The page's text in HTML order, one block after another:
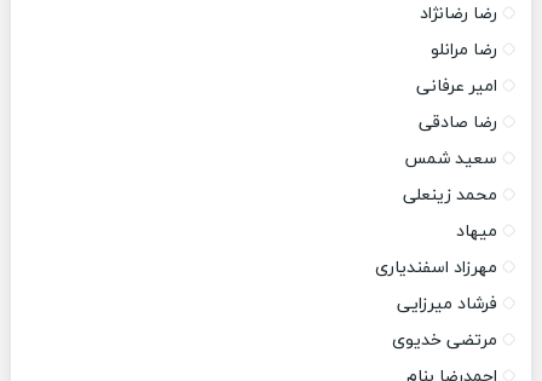
رضا رضانژاد
رضا مرانلو
امیر عرفانی
رضا صادقی
سعید شمس
محمد زینعلی
میهاد
مهرزاد اسفندیاری
فرشاد میرزایی
مرتضی خدیوی